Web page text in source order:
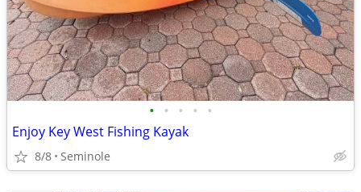
• • • • •
Enjoy Key West Fishing Kayak
8/8 Seminole